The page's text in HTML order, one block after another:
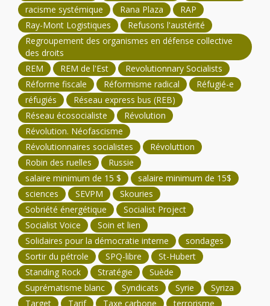
racisme systémique
Rana Plaza
RAP
Ray-Mont Logistiques
Refusons l'austérité
Regroupement des organismes en défense collective
des droits
REM
REM de l'Est
Revolutionnary Socialists
Réforme fiscale
Réformisme radical
Réfugié-e
réfugiés
Réseau express bus (REB)
Réseau écosocialiste
Révolution
Révolution. Néofascisme
Révolutionnaires socialistes
Révoluttion
Robin des ruelles
Russie
salaire minimum de 15 $
salaire minimum de 15$
sciences
SEVPM
Skouries
Sobriété énergétique
Socialist Project
Socialist Voice
Soin et lien
Solidaires pour la démocratie interne
sondages
Sortir du pétrole
SPQ-libre
St-Hubert
Standing Rock
Stratégie
Suède
Suprématisme blanc
Syndicats Syrie
Syriza
Target
Tarif Taxe carbone
terrorisme